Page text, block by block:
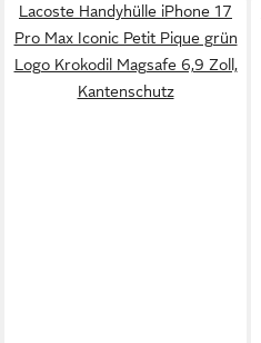
Lacoste Handyhülle iPhone 17
Pro Max Iconic Petit Pique grün
Logo Krokodil Magsafe 6,9 Zoll,
Kantenschutz